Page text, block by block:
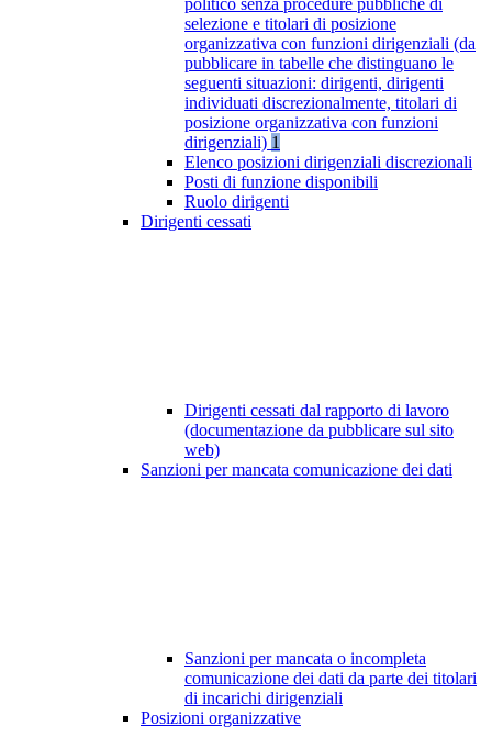
politico senza procedure pubbliche di
selezione e titolari di posizione
organizzativa con funzioni dirigenziali (da
pubblicare in tabelle che distinguano le
seguenti situazioni: dirigenti, dirigenti
individuati discrezionalmente, titolari di
posizione organizzativa con funzioni
dirigenziali) 1
Elenco posizioni dirigenziali discrezionali
Posti di funzione disponibili
Ruolo dirigenti
Dirigenti cessati
Dirigenti cessati dal rapporto di lavoro
(documentazione da pubblicare sul sito
web)
Sanzioni per mancata comunicazione dei dati
Sanzioni per mancata o incompleta
comunicazione dei dati da parte dei titolari
di incarichi dirigenziali
Posizioni organizzative